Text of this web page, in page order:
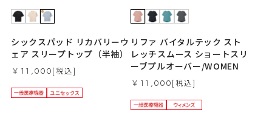
シックスパッド リカバリーウ
ェア スリープトップ（半袖）
￥11,000
リファ バイタルテック スト
レッチスムース ショートスリ
ーブプルオーバー/WOMEN
￥11,000